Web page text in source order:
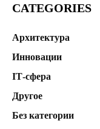
CATEGORIES
Архитектура
Инновации
ІТ-сфера
Другое
Без категории